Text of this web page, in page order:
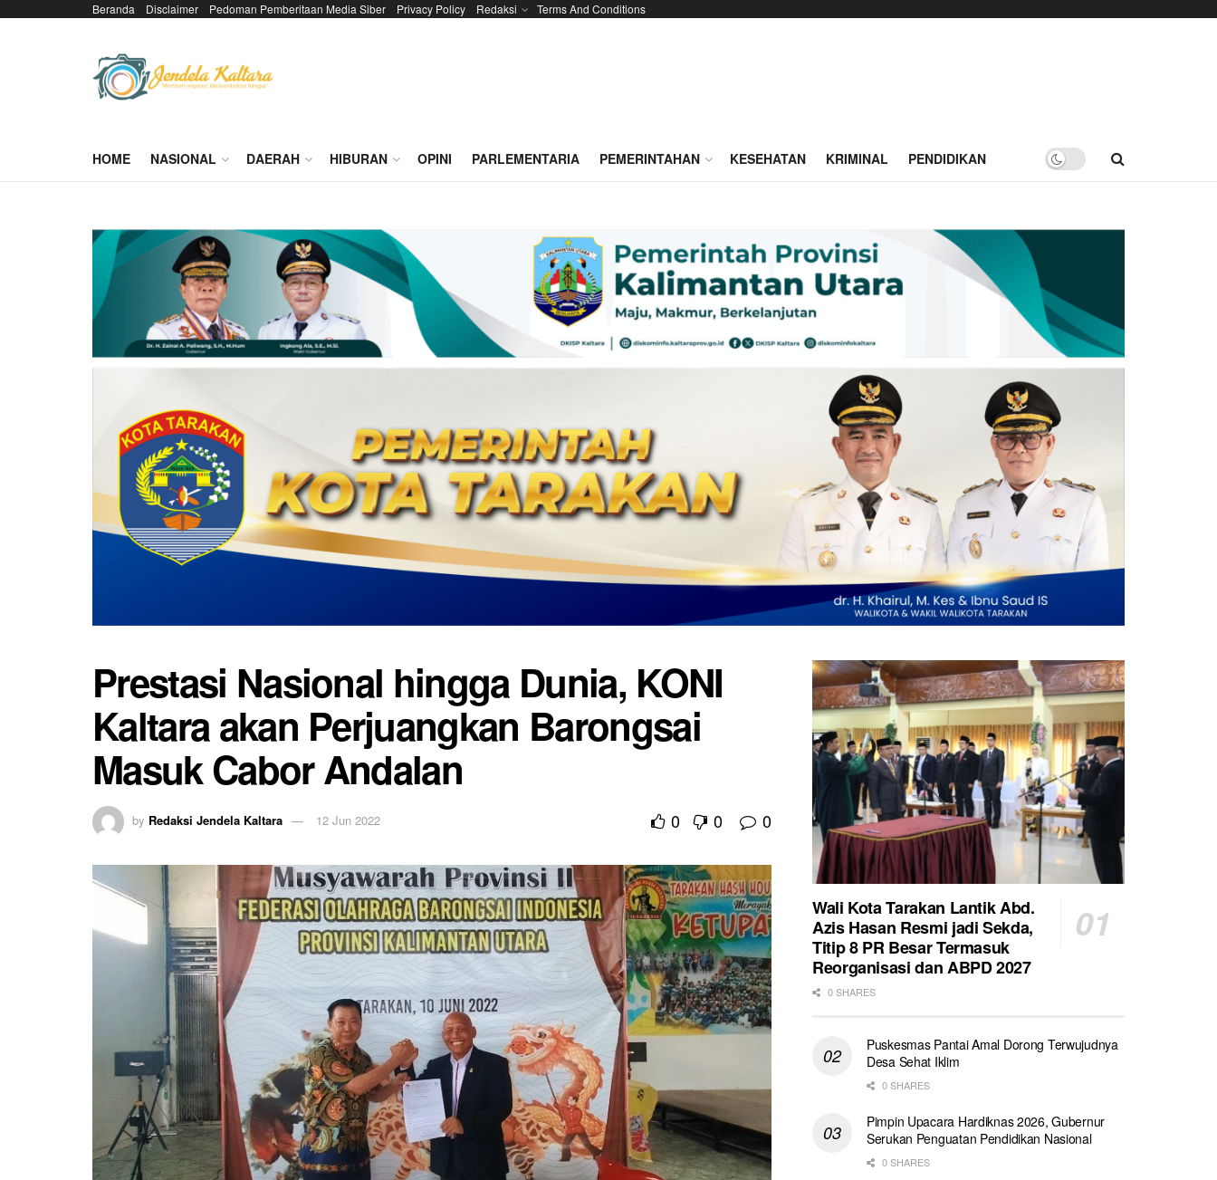
Beranda Disclaimer Pedoman Pemberitaan Media Siber Privacy Policy Redaksi Terms And Conditions
HOME NASIONAL DAERAH HIBURAN OPINI PARLEMENTARIA PEMERINTAHAN KESEHATAN KRIMINAL PENDIDIKAN
Prestasi Nasional hingga Dunia, KONI
Kaltara akan Perjuangkan Barongsai
Masuk Cabor Andalan
by Redaksi Jendela Kaltara 12 Jun 2022 0 0 0
Wali Kota Tarakan Lantik Abd.
Azis Hasan Resmi jadi Sekda,
Titip 8 PR Besar Termasuk
Reorganisasi dan ABPD 2027
0 SHARES
Puskesmas Pantai Amal Dorong Terwujudnya
Desa Sehat Iklim
0 SHARES
Pimpin Upacara Hardiknas 2026, Gubernur
Serukan Penguatan Pendidikan Nasional
0 SHARES